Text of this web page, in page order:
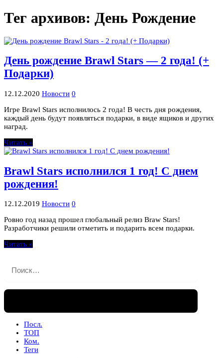
Тег архивов: День Рождение
День рождение Brawl Stars — 2 года! (+
Подарки)
12.12.2020 Новости 0
Игре Brawl Stars исполнилось 2 года! В честь дня рождения,
каждый день будут появляться подарки, в виде ящиков и других
наград.
Читать »
Brawl Stars исполнился 1 год! С днем
рождения!
12.12.2019 Новости 0
Ровно год назад прошел глобальный релиз Braw Stars!
Разработчики решили отметить и подарить всем подарки.
Читать »
Посл.
ТОП
Ком.
Теги